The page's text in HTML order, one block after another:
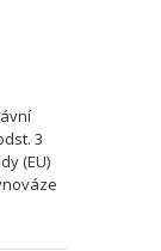
3
(EU)